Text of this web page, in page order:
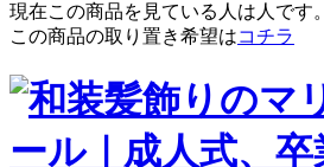
現在この商品を見ている人は 人です。
この商品の取り置き希望はコチラ